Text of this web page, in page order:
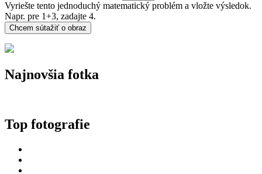
Vyriešte tento jednoduchý matematický problém a vložte výsledok.
Napr. pre 1+3, zadajte 4.
Najnovšia fotka
Top fotografie